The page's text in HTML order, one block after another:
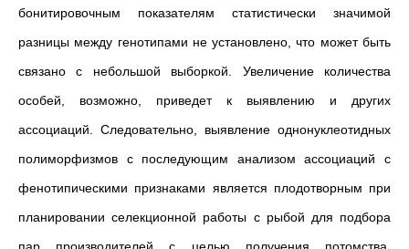
бонитировочным показателям статистически значимой
разницы между генотипами не установлено, что может быть
связано с небольшой выборкой. Увеличение количества
особей, возможно, приведет к выявлению и других
ассоциаций. Следовательно, выявление однонуклеотидных
полиморфизмов с последующим анализом ассоциаций с
фенотипическими признаками является плодотворным при
планировании селекционной работы с рыбой для подбора